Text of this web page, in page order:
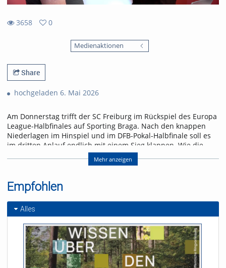
3658
0
Medienaktionen
Share
hochgeladen 6. Mai 2026
Am Donnerstag trifft der SC Freiburg im Rückspiel des Europa
League-Halbfinales auf Sporting Braga. Nach den knappen
Niederlagen im Hinspiel und im DFB-Pokal-Halbfinale soll es
im dritten Anlauf endlich mit einem Sieg klappen. Wie die
Freiburger den größten Erfolg der Vereinsgeschichte erringen
wollen, erfahrt ihr in der neuen Folge „Seitenwechsel“.
Referent/in:
Andreas Nagel
Mehr anzeigen
Empfohlen
Alles